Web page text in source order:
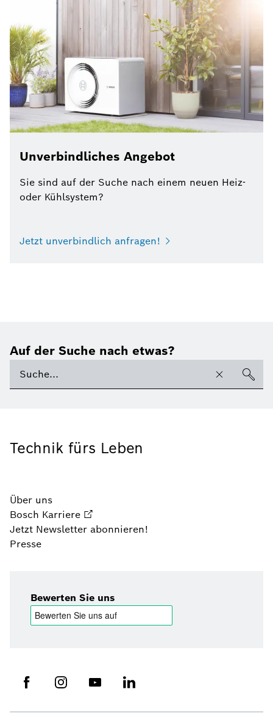
Unverbindliches Angebot
Sie sind auf der Suche nach einem neuen Heiz-
oder Kühlsystem?
Jetzt unverbindlich anfragen!
Auf der Suche nach etwas?
Technik fürs Leben
Über uns
Bosch Karriere
Jetzt Newsletter abonnieren!
Presse
Bewerten Sie uns